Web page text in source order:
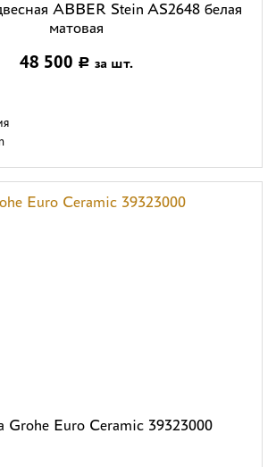
ABBER Stein AS2648 белая
матовая
48 500 Р за шт.
Grohe Euro Ceramic 39323000